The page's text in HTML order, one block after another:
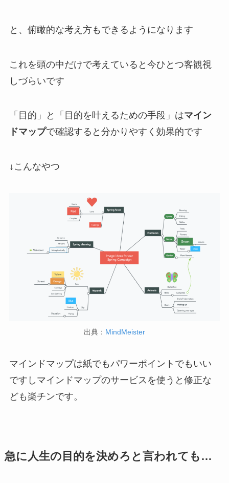
と、俯瞰的な考え方もできるようになります
これを頭の中だけで考えていると今ひとつ客観視
しづらいです
「目的」と「目的を叶えるための手段」はマイン
ドマップで確認すると分かりやすく効果的です
↓こんなやつ
出典： MindMeister
マインドマップは紙でもパワーポイントでもいい
ですしマインドマップのサービスを使うと修正な
ども楽チンです。
急に人生の目的を決めろと言われても…